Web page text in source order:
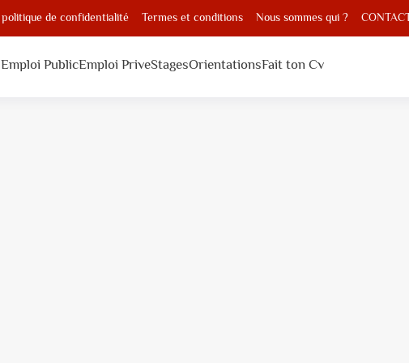
politique de confidentialité Termes et conditions Nous sommes qui ?
Emploi PublicEmploi PriveStagesOrientationsFait ton Cv